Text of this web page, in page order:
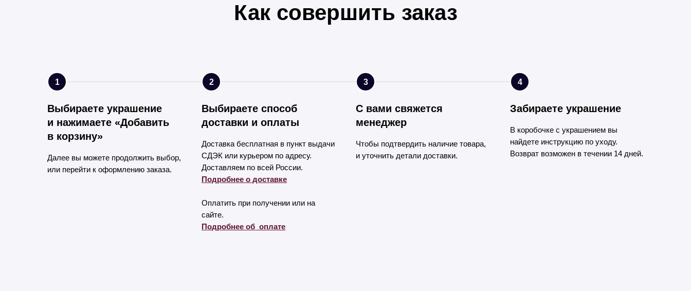
Как совершить заказ
1
Выбираете украшение
и нажимаете «Добавить
в корзину»
Далее вы можете продолжить выбор,
или перейти к оформлению заказа.
2
Выбираете способ
доставки и оплаты
Доставка бесплатная в пункт выдачи
СДЭК или курьером по адресу.
Доставляем по всей России.
Подробнее о доставке
Оплатить при получении или на
сайте.
Подробнее об оплате
3
С вами свяжется
менеджер
Чтобы подтвердить наличие товара,
и уточнить детали доставки.
4
Забираете украшение
В коробочке с украшением вы
найдете инструкцию по уходу.
Возврат возможен в течении 14 дней.